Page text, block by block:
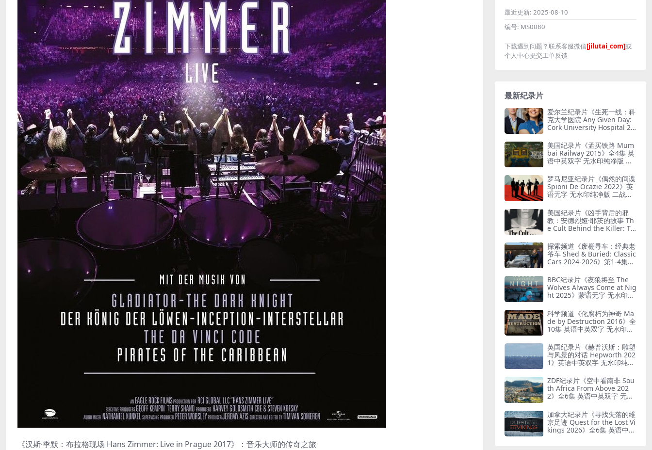
《汉斯·季默：布拉格现场 Hans Zimmer: Live in Prague 2017》：音乐大师的传奇之旅
最近更新: 2025-08-10
编号: MS0080
下载遇到问题？联系客服微信[jilutai_com]或
个人中心提交工单反馈
最新纪录片
爱尔兰纪录片《生死一线：科
克大学医院 Any Given Day:
Cork University Hospital 20
水印纯净版 爱尔兰医院
美国纪录片《孟买铁路 Mum
bai Railway 2015》全4集 英
语中英双字 无水印纯净版 孟
罗马尼亚纪录片《偶然的间谍
Spioni De Ocazie 2022》英
语无字 无水印纯净版 二战谍
美国纪录片《凶手背后的邪
教：安德烈娅·耶茨的故事 Th
e Cult Behind the Killer: Th
6》全3集 英语中英双字 无水
印纯净版 精神控制
探索频道《废棚寻车：经典老
爷车 Shed & Buried: Classic
Cars 2024-2026》第1-4集全
净版 翻新老爷车
BBC纪录片《夜狼将至 The
Wolves Always Come at Nig
ht 2025》蒙语无字 无水印纯
科学频道《化腐朽为神奇 Ma
de by Destruction 2016》全
10集 英语中英双字 无水印纯
英国纪录片《赫普沃斯：雕塑
与风景的对话 Hepworth 202
1》英语中英双字 无水印纯净
ZDF纪录片《空中看南非 Sou
th Africa From Above 202
2》全6集 英语中英双字 无水
加拿大纪录片《寻找失落的维
京足迹 Quest for the Lost Vi
kings 2026》全6集 英语中英